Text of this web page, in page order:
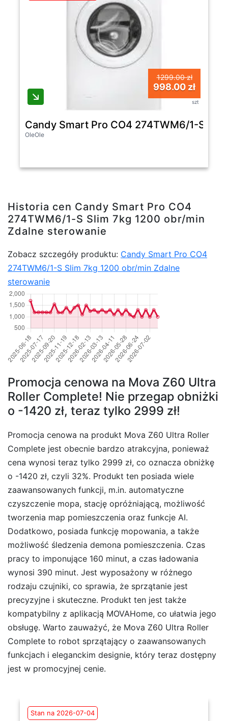
1299.00 zł
998.00 zł
szt
Candy Smart Pro CO4 274TWM6/1-S
OleOle
Historia cen Candy Smart Pro CO4
274TWM6/1-S Slim 7kg 1200 obr/min
Zdalne sterowanie
Zobacz szczegóły produktu: Candy Smart Pro CO4
274TWM6/1-S Slim 7kg 1200 obr/min Zdalne
sterowanie
Promocja cenowa na Mova Z60 Ultra
Roller Complete! Nie przegap obniżki
o -1420 zł, teraz tylko 2999 zł!
Promocja cenowa na produkt Mova Z60 Ultra Roller
Complete jest obecnie bardzo atrakcyjna, ponieważ
cena wynosi teraz tylko 2999 zł, co oznacza obniżkę
o -1420 zł, czyli 32%. Produkt ten posiada wiele
zaawansowanych funkcji, m.in. automatyczne
czyszczenie mopa, stację opróżniającą, możliwość
tworzenia map pomieszczenia oraz funkcje AI.
Dodatkowo, posiada funkcję mopowania, a także
możliwość śledzenia demona pomieszczenia. Czas
pracy to imponujące 160 minut, a czas ładowania
wynosi 390 minut. Jest wyposażony w różnego
rodzaju czujniki, co sprawia, że sprzątanie jest
precyzyjne i skuteczne. Produkt ten jest także
kompatybilny z aplikacją MOVAHome, co ułatwia jego
obsługę. Warto zauważyć, że Mova Z60 Ultra Roller
Complete to robot sprzątający o zaawansowanych
funkcjach i eleganckim designie, który teraz dostępny
jest w promocyjnej cenie.
Stan na 2026-07-04